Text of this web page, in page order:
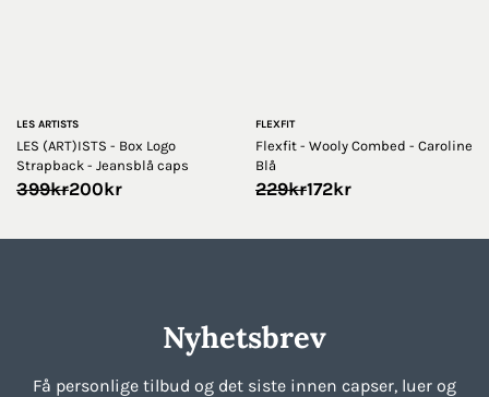
LES ARTISTS
LES (ART)ISTS - Box Logo
Strapback - Jeansblå caps
399kr
Opprinnelig
399kr.
200kr
Nåværende
200kr.
FLEXFIT
Flexfit - Wooly Combed - Caroline
Blå
229kr
Opprinnelig
229kr.
172kr
Nåværende
172kr.
Nyhetsbrev
Få personlige tilbud og det siste innen capser, luer og